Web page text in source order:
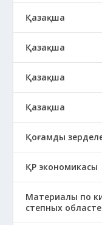
Қазақша
Қазақша
Қазақша
Қазақша
Қоғамды
ҚР экономикасы
Материалы по
степных